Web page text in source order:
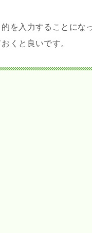
を入力することにな
くと良いです。